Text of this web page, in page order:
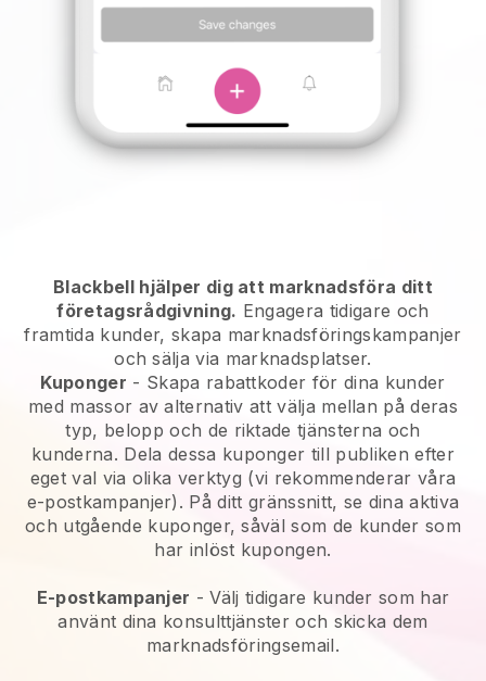
Blackbell hjälper dig att marknadsföra ditt
företagsrådgivning. Engagera tidigare och
framtida kunder, skapa marknadsföringskampanjer
och sälja via marknadsplatser.
Kuponger - Skapa rabattkoder för dina kunder
med massor av alternativ att välja mellan på deras
typ, belopp och de riktade tjänsterna och
kunderna. Dela dessa kuponger till publiken efter
eget val via olika verktyg (vi rekommenderar våra
e-postkampanjer). På ditt gränssnitt, se dina aktiva
och utgående kuponger, såväl som de kunder som
har inlöst kupongen.
E-postkampanjer -Välj tidigare kunder som har
använt dina konsulttjänster och skicka dem
marknadsföringsemail.